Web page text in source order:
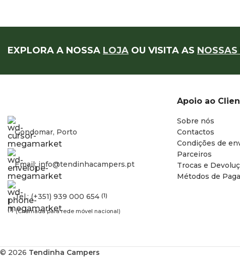
EXPLORA A NOSSA LOJA OU VISITA AS
Gondomar, Porto
Email: info@tendinhacampers.pt
Tel.: (+351) 939 000 654 (1)
(1) (Chamada para rede móvel nacional)
Apoio ao
Sobre nós
Contactos
Condições de
Parceiros
Trocas e
Métodos de
© 2026 Tendinha Campers